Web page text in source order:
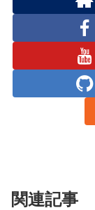
関連記事